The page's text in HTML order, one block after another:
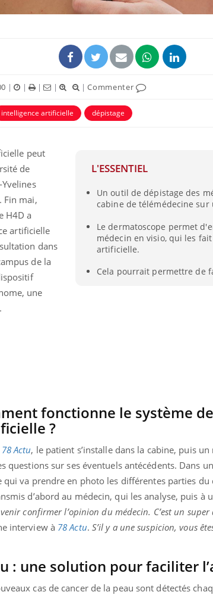
| | | | |Commenter
intelligence artificielle dépistage
L'ESSENTIEL
Un outil de dépistage des
cabine de télémédecine sur
Le dermatoscope permet
médecin en visio, qui les
artificielle.
Cela pourrait permettre de
peut
de
Fin mai,
H4D a
artificielle
dans
de la
une
fonctionne le système
?
78 Actu, le patient s’installe dans la cabine, puis
questions sur ses éventuels antécédents. Dans
qui va prendre en photo les différentes parties
d’abord au médecin, qui les analyse, puis à
confirmer l’opinion du médecin. C’est un super
interview à 78 Actu. S’il y a une suspicion, vous
: une solution pour faciliter
cas de cancer de la peau sont détectés
fille
:
la
:
Comment gérer le
vacances ?
Bilan prévention : ce que
les kinés pourront
bientôt faire